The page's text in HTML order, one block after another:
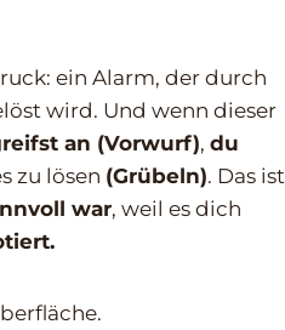
ein Alarm, der durch
wird. Und wenn dieser
an (Vorwurf), du
zu lösen (Grübeln). Das ist
war, weil es dich